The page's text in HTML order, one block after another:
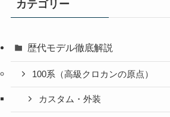
カテゴリー
歴代モデル徹底解説
100系（高級クロカンの原点）
カスタム・外装